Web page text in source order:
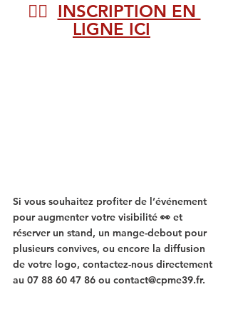
👉🏻 INSCRIPTION EN
LIGNE ICI
Si vous souhaitez profiter de l’événement
pour augmenter votre visibilité 👀 et
réserver un stand, un mange-debout pour
plusieurs convives, ou encore la diffusion
de votre logo, contactez-nous directement
au 07 88 60 47 86 ou contact@cpme39.fr.